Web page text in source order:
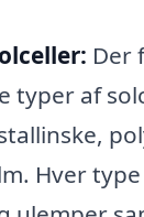
Der
typer af
Hver